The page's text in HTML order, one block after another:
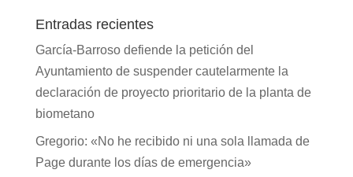
Entradas recientes
García-Barroso defiende la petición del
Ayuntamiento de suspender cautelarmente la
declaración de proyecto prioritario de la planta de
biometano
Gregorio: «No he recibido ni una sola llamada de
Page durante los días de emergencia»